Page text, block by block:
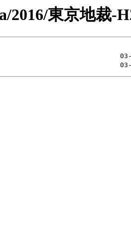
2016/東京地裁-